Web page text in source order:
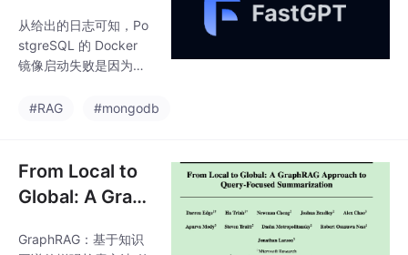
题解决
从给出的日志可知，Po
stgreSQL 的 Docker
镜像启动失败是因为数
sql/data 的。Windows
在Docker Desktop下进
改。Windows系统下修
多问题，直接在Docker
#RAG #mongodb
From Local to
Global: A Grap
h to Query-Foc
GraphRAG：基于知识